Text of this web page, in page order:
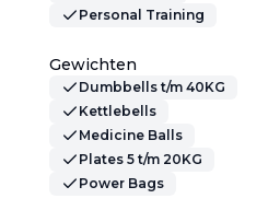
Personal Training
Gewichten
Dumbbells t/m 40KG
Kettlebells
Medicine Balls
Plates 5 t/m 20KG
Power Bags